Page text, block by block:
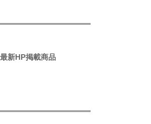
最新HP掲載商品